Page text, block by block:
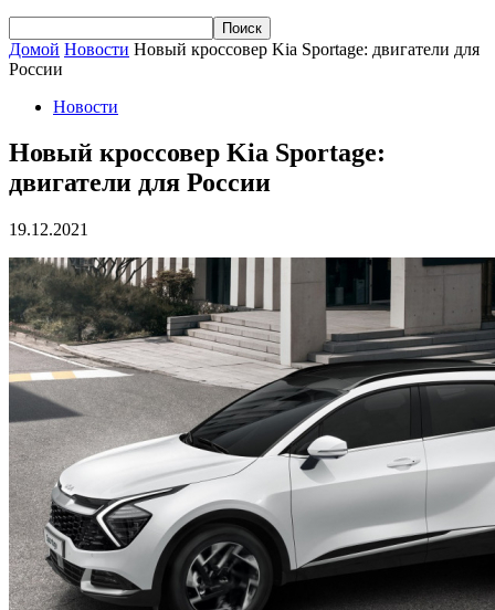
Домой Новости Новый кроссовер Kia Sportage: двигатели для
России
Новости
Новый кроссовер Kia Sportage:
двигатели для России
19.12.2021